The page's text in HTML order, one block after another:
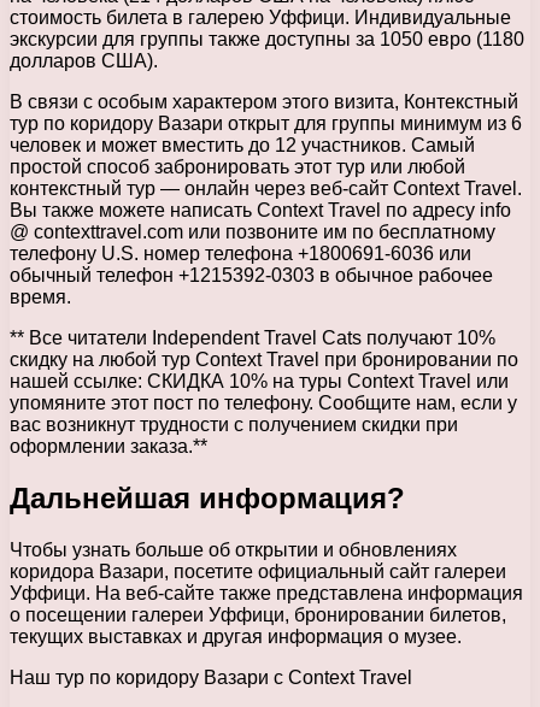
стоимость билета в галерею Уффици. Индивидуальные
экскурсии для группы также доступны за 1050 евро (1180
долларов США).
В связи с особым характером этого визита, Контекстный
тур по коридору Вазари открыт для группы минимум из 6
человек и может вместить до 12 участников. Самый
простой способ забронировать этот тур или любой
контекстный тур — онлайн через веб-сайт Context Travel.
Вы также можете написать Context Travel по адресу info
@ contexttravel.com или позвоните им по бесплатному
телефону U.S. номер телефона +1800691-6036 или
обычный телефон +1215392-0303 в обычное рабочее
время.
** Все читатели Independent Travel Cats получают 10%
скидку на любой тур Context Travel при бронировании по
нашей ссылке: СКИДКА 10% на туры Context Travel или
упомяните этот пост по телефону. Сообщите нам, если у
вас возникнут трудности с получением скидки при
оформлении заказа.**
Дальнейшая информация?
Чтобы узнать больше об открытии и обновлениях
коридора Вазари, посетите официальный сайт галереи
Уффици. На веб-сайте также представлена ​​информация
о посещении галереи Уффици, бронировании билетов,
текущих выставках и другая информация о музее.
Наш тур по коридору Вазари с Context Travel